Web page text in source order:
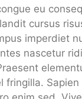
eu
cursus
imperdiet
nascetur
fringilla. Sapien